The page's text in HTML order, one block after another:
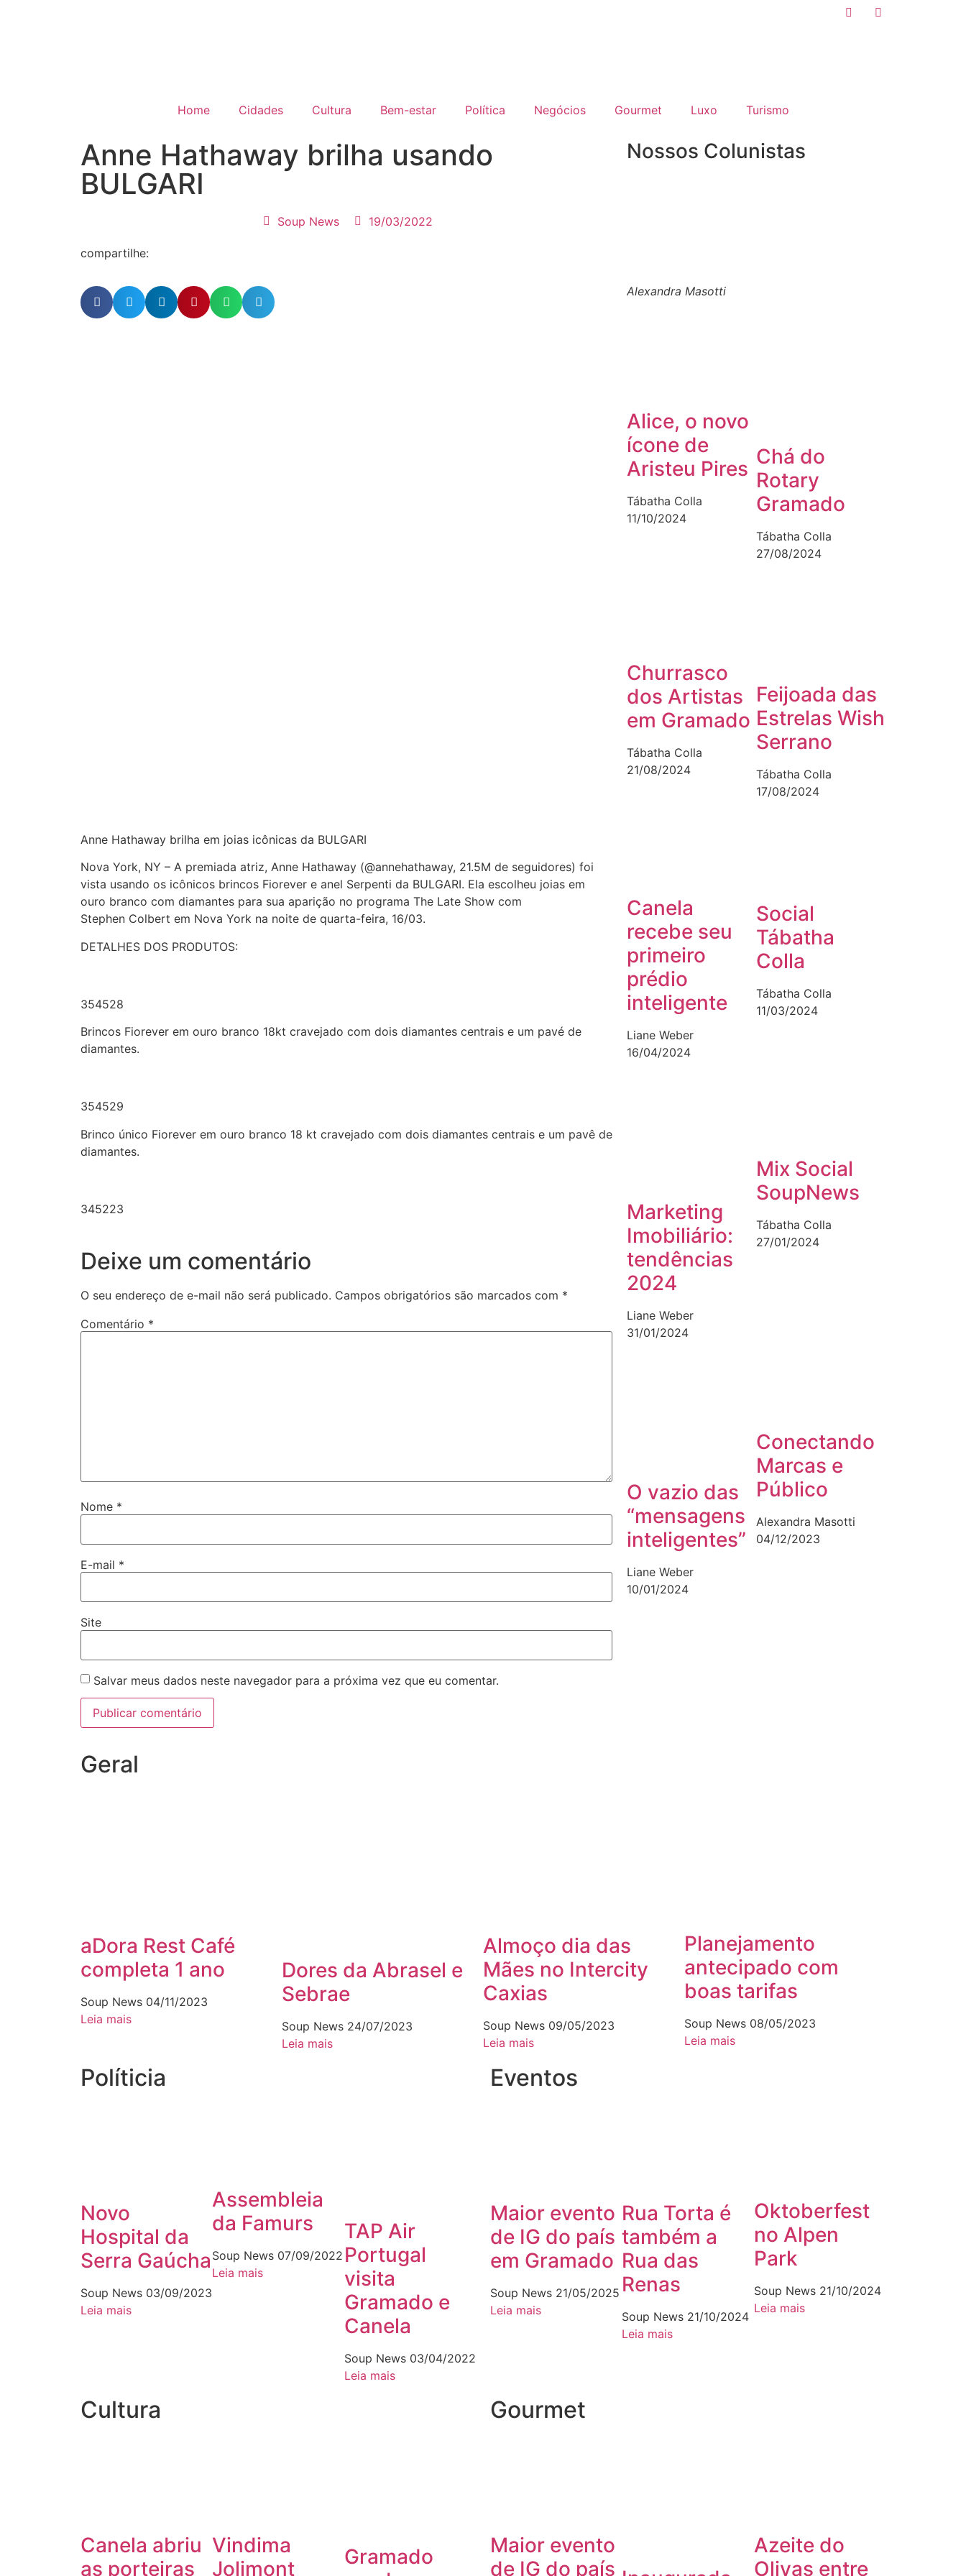
Home Cidades Cultura Bem-estar Política Negócios Gourmet Luxo Turismo
Anne Hathaway brilha usando
BULGARI
Soup News 19/03/2022
compartilhe:
Anne Hathaway brilha em joias icônicas da BULGARI
Nova York, NY – A premiada atriz, Anne Hathaway (@annehathaway, 21.5M de seguidores) foi
vista usando os icônicos brincos Fiorever e anel Serpenti da BULGARI. Ela escolheu joias em
ouro branco com diamantes para sua aparição no programa The Late Show com
Stephen Colbert em Nova York na noite de quarta-feira, 16/03.
DETALHES DOS PRODUTOS:
354528
Brincos Fiorever em ouro branco 18kt cravejado com dois diamantes centrais e um pavé de
diamantes.
354529
Brinco único Fiorever em ouro branco 18 kt cravejado com dois diamantes centrais e um pavê de
diamantes.
345223
Deixe um comentário
O seu endereço de e-mail não será publicado. Campos obrigatórios são marcados com *
Comentário *
Nome *
E-mail *
Site
Salvar meus dados neste navegador para a próxima vez que eu comentar.
Nossos Colunistas
Alexandra Masotti
Alice, o novo
ícone de
Aristeu Pires
Tábatha Colla
11/10/2024
Chá do
Rotary
Gramado
Tábatha Colla
27/08/2024
Churrasco
dos Artistas
em Gramado
Tábatha Colla
21/08/2024
Feijoada das
Estrelas Wish
Serrano
Tábatha Colla
17/08/2024
Canela
recebe seu
primeiro
prédio
inteligente
Liane Weber
16/04/2024
Social
Tábatha
Colla
Tábatha Colla
11/03/2024
Marketing
Imobiliário:
tendências
2024
Liane Weber
31/01/2024
Mix Social
SoupNews
Tábatha Colla
27/01/2024
O vazio das
“mensagens
inteligentes”
Liane Weber
10/01/2024
Conectando
Marcas e
Público
Alexandra Masotti
04/12/2023
Geral
aDora Rest Café
completa 1 ano
Soup News 04/11/2023
Leia mais
Dores da Abrasel e
Sebrae
Soup News 24/07/2023
Leia mais
Almoço dia das
Mães no Intercity
Caxias
Soup News 09/05/2023
Leia mais
Planejamento
antecipado com
boas tarifas
Soup News 08/05/2023
Leia mais
Políticia
Novo
Hospital da
Serra Gaúcha
Soup News 03/09/2023
Leia mais
Assembleia
da Famurs
Soup News 07/09/2022
Leia mais
TAP Air
Portugal
visita
Gramado e
Canela
Soup News 03/04/2022
Leia mais
Eventos
Maior evento
de IG do país
em Gramado
Soup News 21/05/2025
Leia mais
Rua Torta é
também a
Rua das
Renas
Soup News 21/10/2024
Leia mais
Oktoberfest
no Alpen
Park
Soup News 21/10/2024
Leia mais
Cultura
Canela abriu
as porteiras
Vindima
Jolimont
Gramado
Gourmet
Maior evento
de IG do país
Azeite do
Olivas entre